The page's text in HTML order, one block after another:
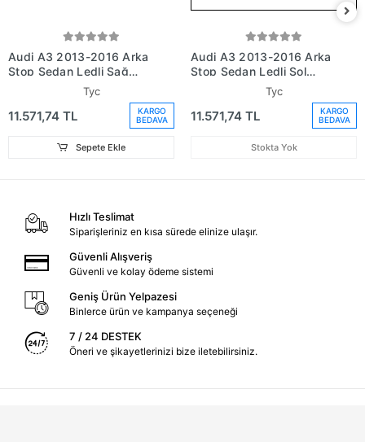
Audi A3 2013-2016 Arka
Stop Sedan Ledli Sağ
(Oem No: 8V5945096A)
Tyc
11.571,74 TL
KARGO
BEDAVA
Sepete Ekle
Audi A3 2013-2016 Arka
Stop Sedan Ledli Sol
(Oem No: 8V5945095A)
Tyc
11.571,74 TL
KARGO
BEDAVA
Stokta Yok
Hızlı Teslimat
Siparişleriniz en kısa sürede elinize ulaşır.
Güvenli Alışveriş
Güvenli ve kolay ödeme sistemi
Geniş Ürün Yelpazesi
Binlerce ürün ve kampanya seçeneği
7 / 24 DESTEK
Öneri ve şikayetlerinizi bize iletebilirsiniz.